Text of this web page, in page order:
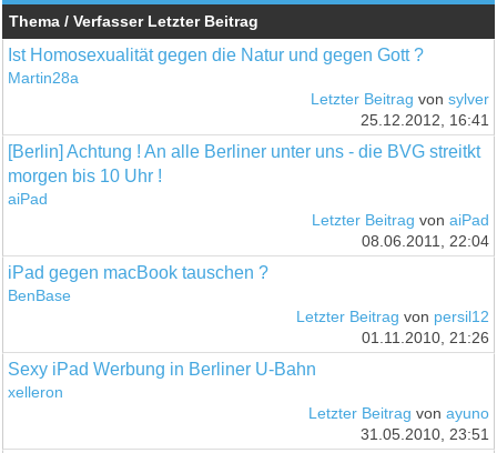
Thema / Verfasser Letzter Beitrag
Ist Homosexualität gegen die Natur und gegen Gott ?
Martin28a
Letzter Beitrag von sylver
25.12.2012, 16:41
[Berlin] Achtung ! An alle Berliner unter uns - die BVG streitkt
morgen bis 10 Uhr !
aiPad
Letzter Beitrag von aiPad
08.06.2011, 22:04
iPad gegen macBook tauschen ?
BenBase
Letzter Beitrag von persil12
01.11.2010, 21:26
Sexy iPad Werbung in Berliner U-Bahn
xelleron
Letzter Beitrag von ayuno
31.05.2010, 23:51